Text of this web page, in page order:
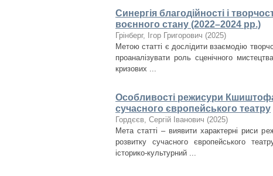
Синергія благодійності і
воєнного стану (2022–2024 рр.)
Грінберг, Ігор Григорович (2025)
Метою статті є дослідити взаємодію
проаналізувати роль сценічного
кризових ...
Особливості режисури
сучасного європейського театру
Гордєєв, Сергій Іванович (2025)
Мета статті – виявити характерні риси
розвитку сучасного європейського
історико-культурний ...